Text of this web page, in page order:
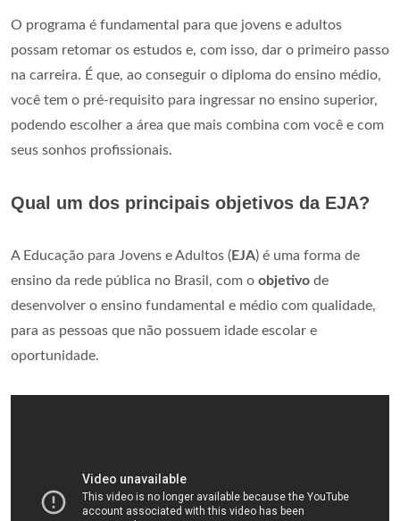
O programa é fundamental para que jovens e adultos
possam retomar os estudos e, com isso, dar o primeiro passo
na carreira. É que, ao conseguir o diploma do ensino médio,
você tem o pré-requisito para ingressar no ensino superior,
podendo escolher a área que mais combina com você e com
seus sonhos profissionais.
Qual um dos principais objetivos da EJA?
A Educação para Jovens e Adultos (EJA) é uma forma de
ensino da rede pública no Brasil, com o objetivo de
desenvolver o ensino fundamental e médio com qualidade,
para as pessoas que não possuem idade escolar e
oportunidade.